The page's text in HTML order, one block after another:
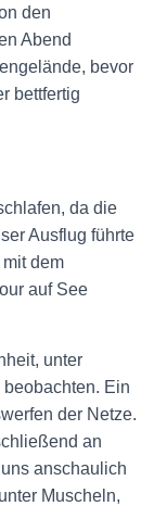
den
Abend
bevor
bettfertig
da die
Ausflug führte
dem
auf See
unter
Ein
der Netze.
an
anschaulich
Muscheln,